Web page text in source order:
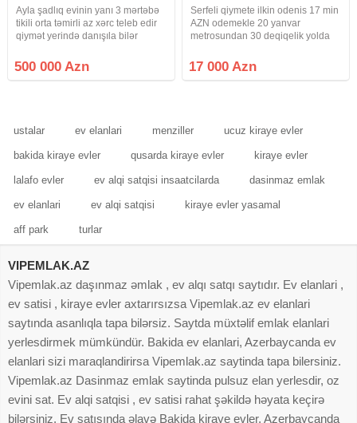
Ayla şadlıq evinin yanı 3 mərtəbə
tikili orta təmirli az xərc teleb edir
qiymət yerində danışıla bilər
500 000 Azn
Serfeli qiymete ilkin odenis 17 min
AZN odemekle 20 yanvar
metrosundan 30 deqiqelik yolda
arali temirsiz 2 otaqli heyet evi
sifarisle tikilir. 2 geniw otaq sanitaq
17 000 Azn
ustalar ev elanlari menziller ucuz kiraye evler
bakida kiraye evler qusarda kiraye evler kiraye evler
lalafo evler ev alqi satqisi insaatcilarda dasinmaz emlak
ev elanlari ev alqi satqisi kiraye evler yasamal
aff park turlar
VIPEMLAK.AZ
Vipemlak.az daşınmaz əmlak , ev alqı satqı saytıdır. Ev elanlari ,
ev satisi , kiraye evler axtarırsızsa Vipemlak.az ev elanlari
saytında asanlıqla tapa bilərsiz. Saytda müxtəlif emlak elanlari
yerlesdirmek mümkündür. Bakida ev elanlari, Azerbaycanda ev
elanlari sizi maraqlandirirsa Vipemlak.az saytinda tapa bilersiniz.
Vipemlak.az Dasinmaz emlak saytinda pulsuz elan yerlesdir, oz
evini sat. Ev alqi satqisi , ev satisi rahat şəkildə həyata keçirə
bilərsiniz. Ev satışında əlavə Bakida kiraye evler, Azerbaycanda